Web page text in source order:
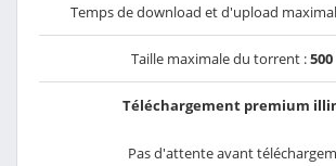
Temps de download et d'upload
Taille maximale du torrent :500
Téléchargement premium
Pas d'attente avant